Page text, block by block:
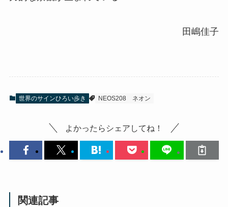
田嶋佳子
世界のサインひろい歩き NEOS208 ネオン
よかったらシェアしてね！
関連記事